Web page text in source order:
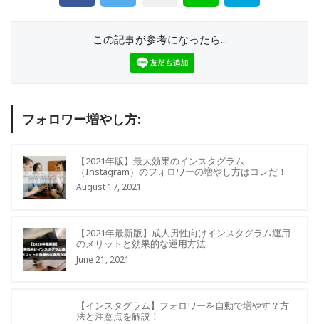
この記事が参考になったら...
フォロワー増やし方:
【2021年版】最大効果のインスタグラム
（Instagram）のフォロワーの増やし方はコレだ！
August 17, 2021
【2021年最新版】成人男性向けインスタグラム運用
のメリットと効果的な運用方法
June 21, 2021
【インスタグラム】フォロワーを自動で増やす？方
法と注意点を解説！